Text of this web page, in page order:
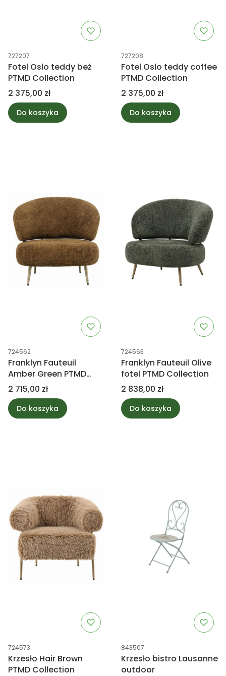
Kod produktu
727207
Fotel Oslo teddy beż
PTMD Collection
Cena
2 375,00 zł
Do koszyka
Kod produktu
727208
Fotel Oslo teddy coffee
PTMD Collection
Cena
2 375,00 zł
Do koszyka
Kod produktu
724562
Franklyn Fauteuil
Amber Green PTMD
Collection
Cena
2 715,00 zł
Do koszyka
Kod produktu
724563
Franklyn Fauteuil Olive
fotel PTMD Collection
Cena
2 838,00 zł
Do koszyka
Kod produktu
724573
Krzesło Hair Brown
PTMD Collection
Kod produktu
843507
Krzesło bistro Lausanne
outdoor